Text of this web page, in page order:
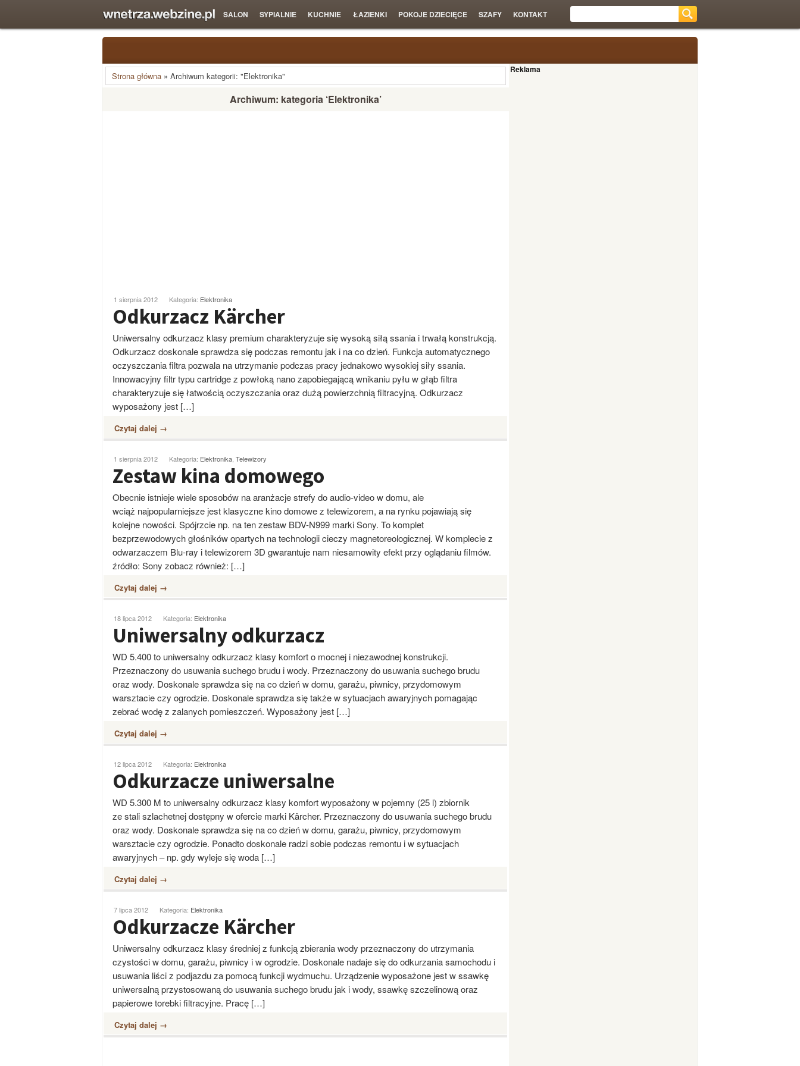
SALON SYPIALNIE KUCHNIE ŁAZIENKI POKOJE DZIECIĘCE SZAFY KONTAKT
Strona główna » Archiwum kategorii: "Elektronika"
Archiwum: kategoria ‘Elektronika’
1 sierpnia 2012 Kategoria: Elektronika
Odkurzacz Kärcher
Uniwersalny odkurzacz klasy premium charakteryzuje się wysoką siłą ssania i trwałą konstrukcją.
Odkurzacz doskonale sprawdza się podczas remontu jak i na co dzień. Funkcja automatycznego
oczyszczania filtra pozwala na utrzymanie podczas pracy jednakowo wysokiej siły ssania.
Innowacyjny filtr typu cartridge z powłoką nano zapobiegającą wnikaniu pyłu w głąb filtra
charakteryzuje się łatwością oczyszczania oraz dużą powierzchnią filtracyjną. Odkurzacz
wyposażony jest […]
Czytaj dalej →
1 sierpnia 2012 Kategoria: Elektronika Telewizory
Zestaw kina domowego
Obecnie istnieje wiele sposobów na aranżacje strefy do audio-video w domu, ale
wciąż najpopularniejsze jest klasyczne kino domowe z telewizorem, a na rynku pojawiają się
kolejne nowości. Spójrzcie np. na ten zestaw BDV-N999 marki Sony. To komplet
bezprzewodowych głośników opartych na technologii cieczy magnetoreologicznej. W komplecie z
odwarzaczem Blu-ray i telewizorem 3D gwarantuje nam niesamowity efekt przy oglądaniu filmów.
źródło: Sony zobacz również: […]
Czytaj dalej →
18 lipca 2012 Kategoria: Elektronika
Uniwersalny odkurzacz
WD 5.400 to uniwersalny odkurzacz klasy komfort o mocnej i niezawodnej konstrukcji.
Przeznaczony do usuwania suchego brudu i wody. Przeznaczony do usuwania suchego brudu
oraz wody. Doskonale sprawdza się na co dzień w domu, garażu, piwnicy, przydomowym
warsztacie czy ogrodzie. Doskonale sprawdza się także w sytuacjach awaryjnych pomagając
zebrać wodę z zalanych pomieszczeń. Wyposażony jest […]
Czytaj dalej →
12 lipca 2012 Kategoria: Elektronika
Odkurzacze uniwersalne
WD 5.300 M to uniwersalny odkurzacz klasy komfort wyposażony w pojemny (25 l) zbiornik
ze stali szlachetnej dostępny w ofercie marki Kärcher. Przeznaczony do usuwania suchego brudu
oraz wody. Doskonale sprawdza się na co dzień w domu, garażu, piwnicy, przydomowym
warsztacie czy ogrodzie. Ponadto doskonale radzi sobie podczas remontu i w sytuacjach
awaryjnych – np. gdy wyleje się woda […]
Czytaj dalej →
7 lipca 2012 Kategoria: Elektronika
Odkurzacze Kärcher
Uniwersalny odkurzacz klasy średniej z funkcją zbierania wody przeznaczony do utrzymania
czystości w domu, garażu, piwnicy i w ogrodzie. Doskonale nadaje się do odkurzania samochodu i
usuwania liści z podjazdu za pomocą funkcji wydmuchu. Urządzenie wyposażone jest w ssawkę
uniwersalną przystosowaną do usuwania suchego brudu jak i wody, ssawkę szczelinową oraz
papierowe torebki filtracyjne. Pracę […]
Czytaj dalej →
Reklama